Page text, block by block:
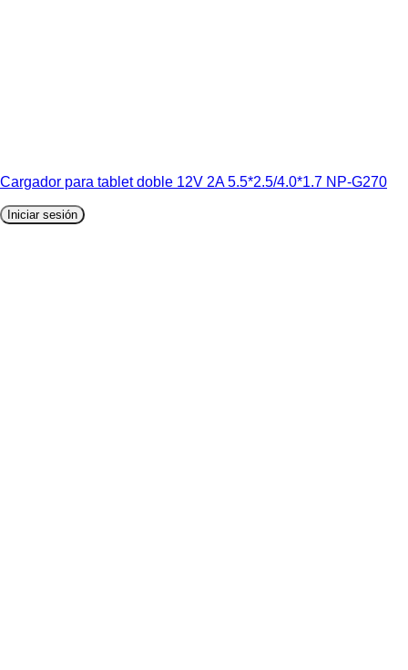
Cargador para tablet doble 12V 2A 5.5*2.5/4.0*1.7 NP-G270
Iniciar sesión